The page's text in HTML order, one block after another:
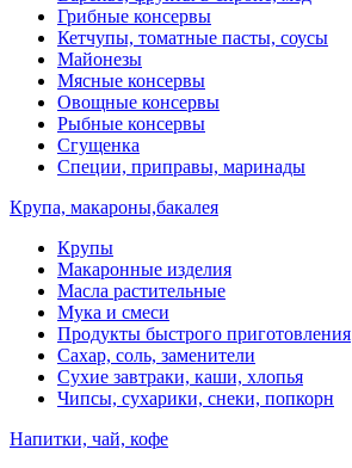
Грибные консервы
Кетчупы, томатные пасты, соусы
Майонезы
Мясные консервы
Овощные консервы
Рыбные консервы
Сгущенка
Специи, приправы, маринады
Крупа, макароны,бакалея
Крупы
Макаронные изделия
Масла растительные
Мука и смеси
Продукты быстрого приготовления
Сахар, соль, заменители
Сухие завтраки, каши, хлопья
Чипсы, сухарики, снеки, попкорн
Напитки, чай, кофе